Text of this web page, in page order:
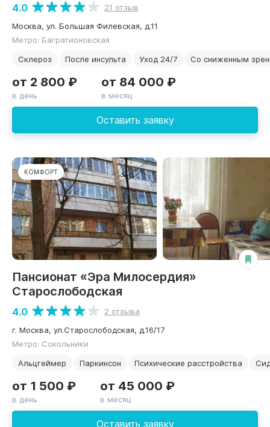
4.0
21 отзыв
Москва, ул. Большая Филевская, д.11
Метро: Багратионовская
Склероз
После инсульта Уход 24/7 Со сниженным
Оставить заявку
от 2 800 ₽
в день
от 84 000 ₽
в месяц
КОМФОРТ
Пансионат «Эра Милосердия»
Старослободская
4.0
2 отзыва
г. Москва, ул.Старослободская, д.16/17
Метро: Сокольники
Альцгеймер
Паркинсон Психические расстройства
Оставить заявку
от 1 500 ₽
в день
от 45 000 ₽
в месяц